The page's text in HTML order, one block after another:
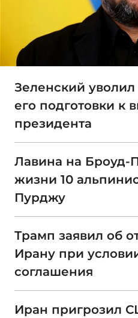
Зеленский
его подготовки к
президента
Лавина на Броуд-
жизни 10
Пурджу
Трамп заявил об
Ирану при
соглашения
Иран пригрозил